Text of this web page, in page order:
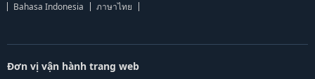
Bahasa Indonesia
ภาษาไทย
Đơn vị vận hành trang web